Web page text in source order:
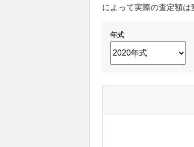
によって実際の査定額
年式